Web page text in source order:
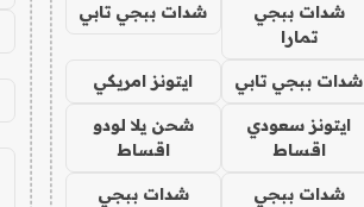
شدات ببجي
تمارا
شدات ببجي تابي
شدات ببجي تابي ايتونز امريكي
ايتونز سعودي
اقساط
شحن يلا لودو
اقساط
شدات ببجي
شدات ببجي